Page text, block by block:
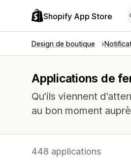
Shopify App Store
Design de boutique
Applications de
Qu’ils viennent
au bon moment
448 applications